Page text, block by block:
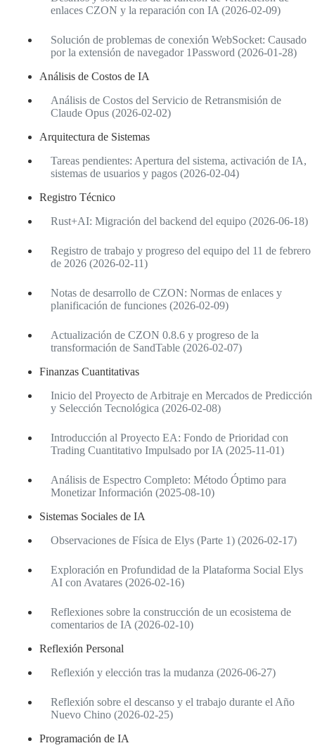
enlaces CZON y la reparación con IA (2026-02-09)
Solución de problemas de conexión WebSocket: Causado
por la extensión de navegador 1Password (2026-01-28)
Análisis de Costos de IA
Análisis de Costos del Servicio de Retransmisión de
Claude Opus (2026-02-02)
Arquitectura de Sistemas
Tareas pendientes: Apertura del sistema, activación de IA,
sistemas de usuarios y pagos (2026-02-04)
Registro Técnico
Rust+AI: Migración del backend del equipo (2026-06-18)
Registro de trabajo y progreso del equipo del 11 de febrero
de 2026 (2026-02-11)
Notas de desarrollo de CZON: Normas de enlaces y
planificación de funciones (2026-02-09)
Actualización de CZON 0.8.6 y progreso de la
transformación de SandTable (2026-02-07)
Finanzas Cuantitativas
Inicio del Proyecto de Arbitraje en Mercados de Predicción
y Selección Tecnológica (2026-02-08)
Introducción al Proyecto EA: Fondo de Prioridad con
Trading Cuantitativo Impulsado por IA (2025-11-01)
Análisis de Espectro Completo: Método Óptimo para
Monetizar Información (2025-08-10)
Sistemas Sociales de IA
Observaciones de Física de Elys (Parte 1) (2026-02-17)
Exploración en Profundidad de la Plataforma Social Elys
AI con Avatares (2026-02-16)
Reflexiones sobre la construcción de un ecosistema de
comentarios de IA (2026-02-10)
Reflexión Personal
Reflexión y elección tras la mudanza (2026-06-27)
Reflexión sobre el descanso y el trabajo durante el Año
Nuevo Chino (2026-02-25)
Programación de IA